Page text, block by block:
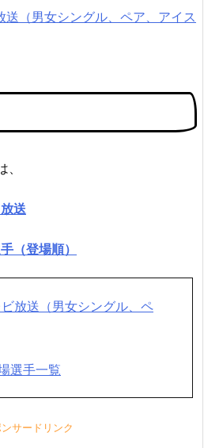
（男女シングル、ペア、アイス
送
（登場順）
放送（男女シングル、ペ
選手一覧
ンサードリンク